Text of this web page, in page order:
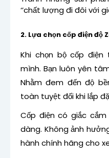
‘’chất lượng đi đôi với
2. Lựa chọn cốp điện độ
Khi chọn bộ cốp
mình. Bạn luôn yên
Nhằm đem đến độ
toàn tuyệt đối khi lắp
Cốp điện có giắc
dàng. Không ảnh
hành chính hãng cho